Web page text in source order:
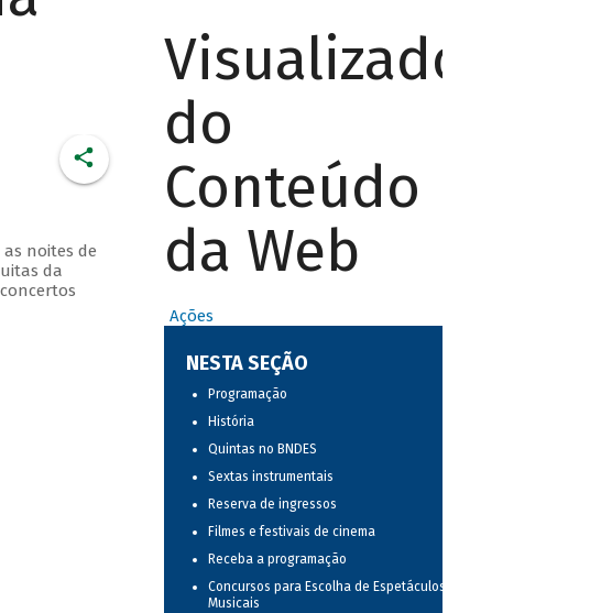
noites de
da
Visualizador
do
Conteúdo
da Web
Ações
NESTA SEÇÃO
Programação
História
Quintas no BNDES
Sextas instrumentais
Reserva de ingressos
Filmes e festivais de cinema
Receba a programação
Concursos para Escolha de Espetáculos
Musicais